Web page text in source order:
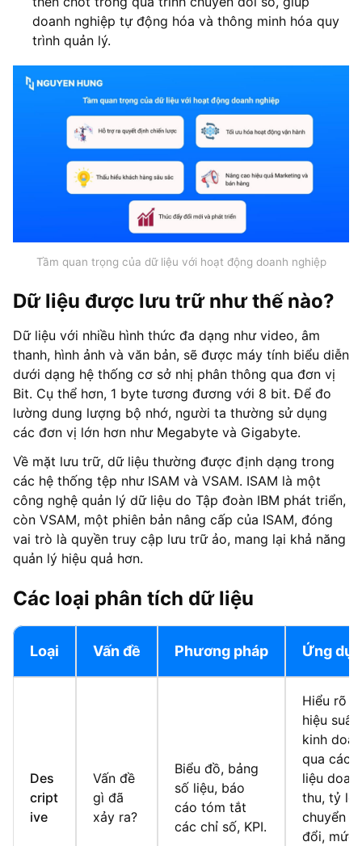
doanh nghiệp tự động hóa và thông minh hóa quy
trình quản lý.
Tầm quan trọng của dữ liệu với hoạt động doanh nghiệp
Dữ liệu được lưu trữ như thế nào?
Dữ liệu với nhiều hình thức đa dạng như video, âm
thanh, hình ảnh và văn bản, sẽ được máy tính biểu diễn
dưới dạng hệ thống cơ sở nhị phân thông qua đơn vị
Bit. Cụ thể hơn, 1 byte tương đương với 8 bit. Để đo
lường dung lượng bộ nhớ, người ta thường sử dụng
các đơn vị lớn hơn như Megabyte và Gigabyte.
Về mặt lưu trữ, dữ liệu thường được định dạng trong
các hệ thống tệp như ISAM và VSAM. ISAM là một
công nghệ quản lý dữ liệu do Tập đoàn IBM phát triển,
còn VSAM, một phiên bản nâng cấp của ISAM, đóng
vai trò là quyền truy cập lưu trữ ảo, mang lại khả năng
quản lý hiệu quả hơn.
Các loại phân tích dữ liệu
Loại Vấn đề Phương pháp Ứng
Des
cript
ive
Vấn đề
gì đã
xảy ra?
Biểu đồ, bảng
số liệu, báo
cáo tóm tắt
các chỉ số, KPI.
Hiểu rõ
hiệu suất
kinh
qua các
liệu
thu, tỷ lệ
chuyển
đổi, mức